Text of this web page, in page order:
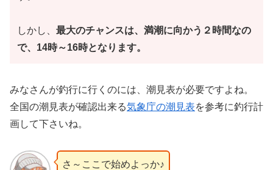
しかし、 最大のチャンスは、満潮に向かう２時間なの
で、14時～16時となります。
みなさんが釣行に行くのには、潮見表が必要ですよね。
全国の潮見表が確認出来る気象庁の潮見表を参考に釣行計
画して下さいね。
さ～ここで始めよっか♪